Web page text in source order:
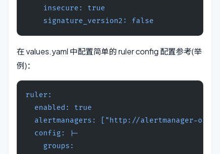
    insecure: true
    signature_version2: false
在 values.yaml 中配置简单的 ruler config 配置参考(举
例)：
ruler:
  enabled: true
alertmanagers: ["http://alertmanager-
  config: |-
    groups: